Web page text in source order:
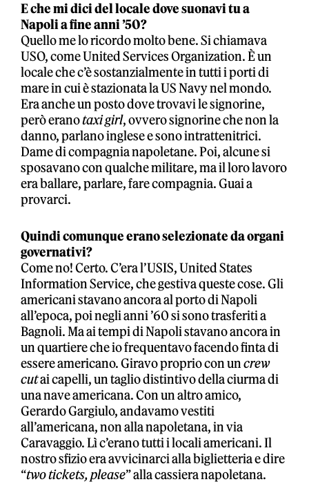
E che mi dici del locale dove suonavi tu a
Napoli a fine anni ’50?
Quello me lo ricordo molto bene. Si chiamava
USO, come United Services Organization. È un
locale che c’è sostanzialmente in tutti i porti di
mare in cui è stazionata la US Navy nel mondo.
Era anche un posto dove trovavi le signorine,
però eranotaxi girl, ovvero signorine che non la
danno, parlano inglese e sono intrattenitrici.
Dame di compagnia napoletane. Poi, alcune si
sposavano con qualche militare, ma il loro lavoro
era ballare, parlare, fare compagnia. Guai a
provarci.
Quindi comunque erano selezionate da organi
governativi?
Come no! Certo. C’era l’USIS, United States
Information Service, che gestiva queste cose. Gli
americani stavano ancora al porto di Napoli
all’epoca, poi negli anni ’60 si sono trasferiti a
Bagnoli. Ma ai tempi di Napoli stavano ancora in
un quartiere che io frequentavo facendo finta di
essere americano. Giravo proprio con uncrew
cutai capelli, un taglio distintivo della ciurma di
una nave americana. Con un altro amico,
Gerardo Gargiulo, andavamo vestiti
all’americana, non alla napoletana, in via
Caravaggio. Lì c’erano tutti i locali americani. Il
nostro sfizio era avvicinarci alla biglietteria e dire
“two tickets, please” alla cassiera napoletana.